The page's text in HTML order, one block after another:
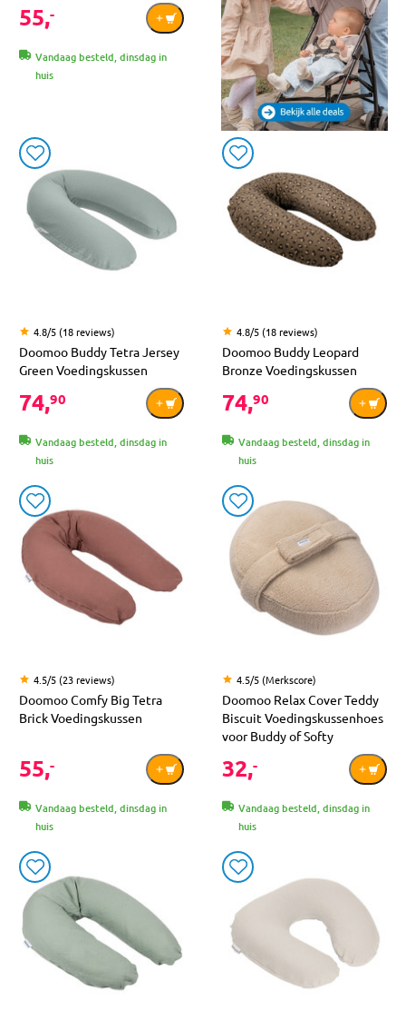
55,-
Vandaag besteld, dinsdag in
huis
4.8/5 (18 reviews)
Doomoo Buddy Tetra Jersey
Green Voedingskussen
74,90
Vandaag besteld, dinsdag in
huis
4.8/5 (18 reviews)
Doomoo Buddy Leopard
Bronze Voedingskussen
74,90
Vandaag besteld, dinsdag in
huis
4.5/5 (23 reviews)
Doomoo Comfy Big Tetra
Brick Voedingskussen
55,-
Vandaag besteld, dinsdag in
huis
4.5/5 (Merkscore)
Doomoo Relax Cover Teddy
Biscuit Voedingskussenhoes
voor Buddy of Softy
32,-
Vandaag besteld, dinsdag in
huis